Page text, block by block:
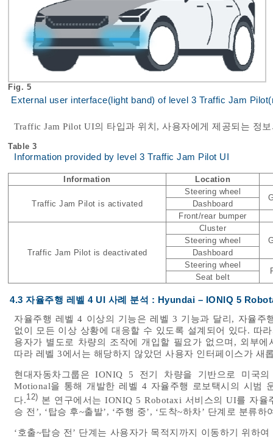
Fig. 5
External user interface(light band) of level 3 Traffic Jam
Traffic Jam Pilot UI의 타입과 위치, 사용자에게 제공되는 정
Table 3
Information provided by level 3 Traffic Jam Pilot UI
Information Location
Traffic Jam Pilot is activated
Steering wheel
Dashboard
Front/rear bumper
Traffic Jam Pilot is deactivated
Cluster
Steering wheel
Dashboard
Steering wheel
Seat belt
4.3 자율주행 레벨 4 UI 사례 분석 : Hyundai – IONIQ 5
자율주행 레벨 4 이상의 기능은 레벨 3 기능과 달리, 자율주
없이 모든 이상 상황에 대응할 수 있도록 설계되어 있다. 따
용자가 별도로 차량의 조작에 개입할 필요가 없으며, 외부
따라 레벨 3에서는 해당하지 않았던 사용자 인터페이스가 새
현대자동차그룹은 IONIQ 5 전기 차량을 기반으로 미국
Motional을 통해 개발한 레벨 4 자율주행 로보택시의 시범
다.12) 본 연구에서는 IONIQ 5 Robotaxi 서비스의 UI를 자율
승 전’, ‘탑승 후~출발’, ‘주행 중’, ‘도착~하차’ 단계로 분류
‘호출~탑승 전’ 단계는 사용자가 목적지까지 이동하기 위하